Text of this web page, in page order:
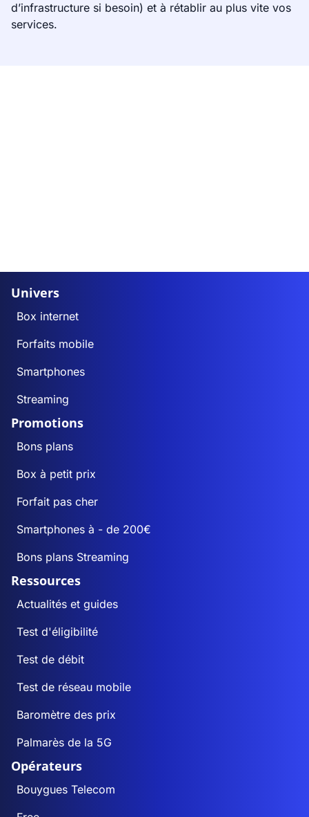
d’infrastructure si besoin) et à rétablir au plus vite vos
services.
Univers
Box internet
Forfaits mobile
Smartphones
Streaming
Promotions
Bons plans
Box à petit prix
Forfait pas cher
Smartphones à - de 200€
Bons plans Streaming
Ressources
Actualités et guides
Test d'éligibilité
Test de débit
Test de réseau mobile
Baromètre des prix
Palmarès de la 5G
Opérateurs
Bouygues Telecom